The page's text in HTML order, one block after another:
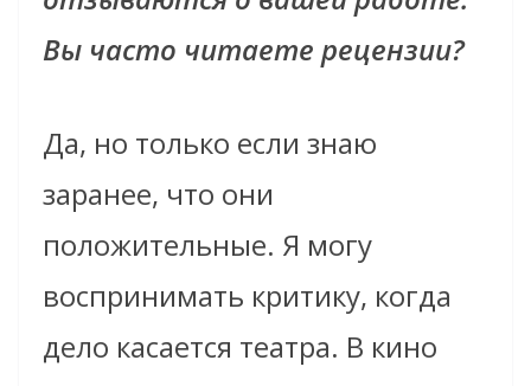
Вы часто читаете рецензии?
Да, но только если знаю
заранее, что они
положительные. Я могу
воспринимать критику, когда
дело касается театра. В кино